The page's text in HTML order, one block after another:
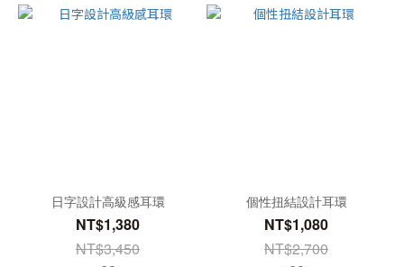
日字設計高級感耳環
NT$1,380
NT$3,450
個性扭結設計耳環
NT$1,080
NT$2,700